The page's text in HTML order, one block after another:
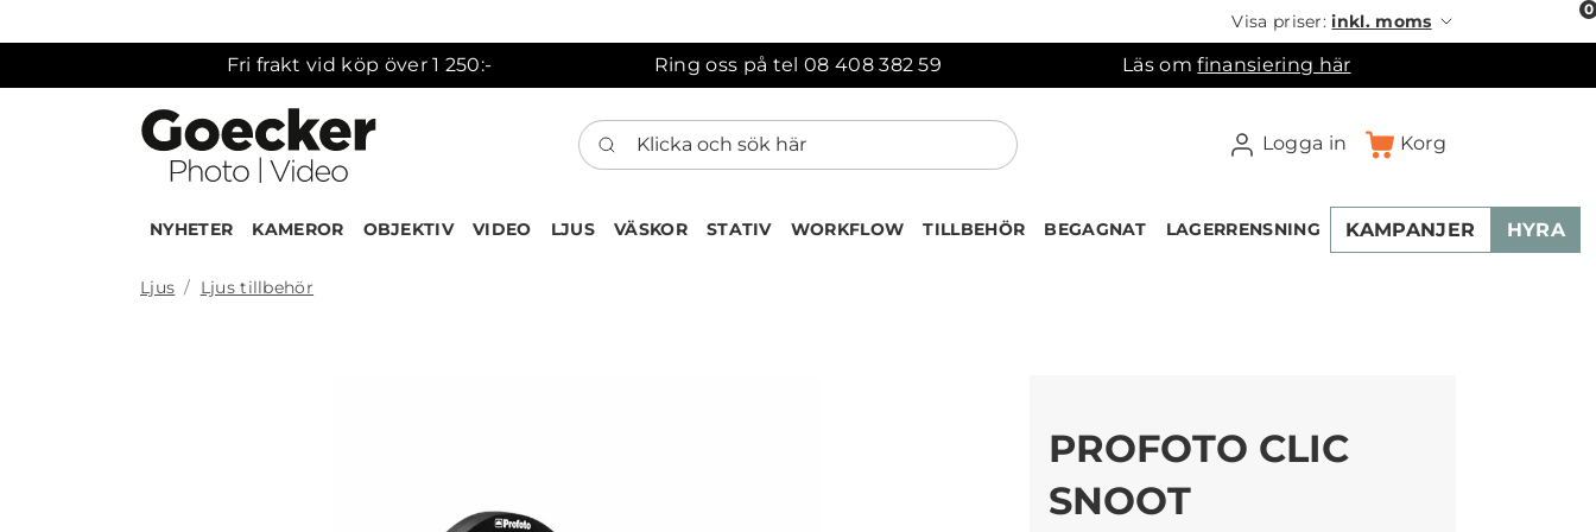
Visa priser:inkl. moms
Fri frakt vid köp över 1 250:- Ring oss på tel 08 408 382 59 Läs omfinansiering här
Klicka och sök här
Logga in Korg
0
NYHETER KAMEROR OBJEKTIV VIDEO LJUS VÄSKOR STATIV WORKFLOW TILLBEHÖR BEGAGNAT LAGERRENSNING KAMPANJER HYRA
Ljus Ljus tillbehör
PROFOTO CLIC
SNOOT